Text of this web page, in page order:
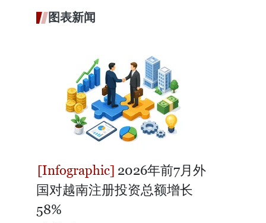
图表新闻
2026年前7月外
国对越南注册投资总额增长
58%